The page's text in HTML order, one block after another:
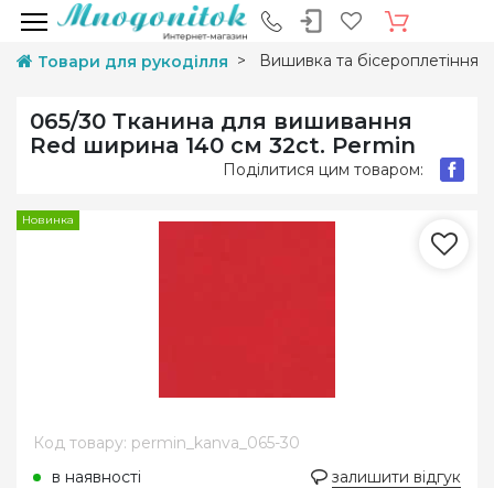
Товари для рукоділля Вишивка та бісероплетіння
065/30 Тканина для вишивання
Red ширина 140 см 32ct. Permin
Поділитися цим товаром:
Новинка
Код товару: permin_kanva_065-30
в наявності
залишити відгук